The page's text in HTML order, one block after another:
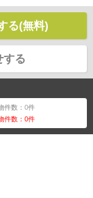
る(無料)
する
件数：0件
件数：0件